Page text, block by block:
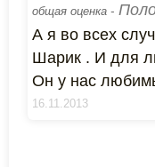
общая оценка -
А я во всех
Шарик . И для
Он у нас
16.11.2013